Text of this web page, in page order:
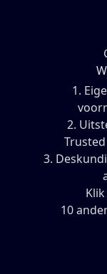
1.
2.
3.
10